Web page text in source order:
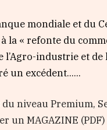
mondiale et du
la « refonte du
l’Agro-industrie et
un excédent…...
niveau Premium,
un MAGAZINE